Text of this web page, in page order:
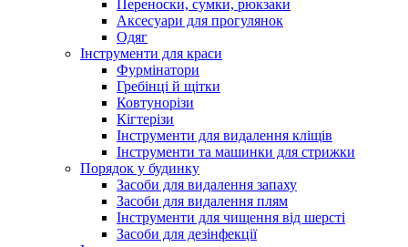
Переноски, сумки, рюкзаки
Аксесуари для прогулянок
Одяг
Інструменти для краси
Фурмінатори
Гребінці й щітки
Ковтунорізи
Кігтерізи
Інструменти для видалення кліщів
Інструменти та машинки для стрижки
Порядок у будинку
Засоби для видалення запаху
Засоби для видалення плям
Інструменти для чищення від шерсті
Засоби для дезінфекції